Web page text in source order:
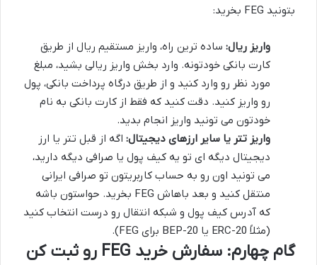
بتونید FEG بخرید:
واریز ریال: ساده ترین راه، واریز مستقیم ریال از طریق
کارت بانکی خودتونه. وارد بخش واریز ریالی بشید، مبلغ
مورد نظر رو وارد کنید و از طریق درگاه پرداخت بانکی، پول
رو واریز کنید. دقت کنید که فقط از کارت بانکی به نام
خودتون می تونید واریز انجام بدید.
واریز تتر یا سایر ارزهای دیجیتال: اگه از قبل تتر یا ارز
دیجیتال دیگه ای تو یه کیف پول یا صرافی دیگه دارید،
می تونید اون رو به حساب کاربریتون تو صرافی ایرانی
منتقل کنید و بعد باهاش FEG بخرید. حواستون باشه
که آدرس کیف پول و شبکه انتقال رو درست انتخاب کنید
(مثلاً ERC-20 یا BEP-20 برای FEG).
گام چهارم: سفارش خرید FEG رو ثبت کن